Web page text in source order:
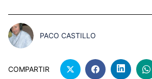
PACO CASTILLO
COMPARTIR